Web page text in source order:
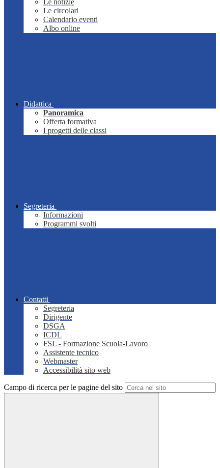
Le notizie
Le circolari
Calendario eventi
Albo online
Didattica
Panoramica
Offerta formativa
I progetti delle classi
Segreteria
Informazioni
Programmi svolti
Contatti
Segreteria
Dirigente
DSGA
ICDL
FSL - Formazione Scuola-Lavoro
Assistente tecnico
Webmaster
Accessibilità sito web
Campo di ricerca per le pagine del sito